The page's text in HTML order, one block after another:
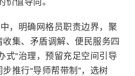
价值导向。
，明确网格员职责边界，聚
集、矛盾调解、便民服务四
式”治理，预留充足空间引导
推行“导师帮带制”，选树